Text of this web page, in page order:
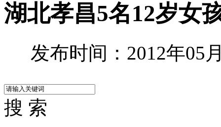
湖北孝昌5名12岁女
发布时间：2012年05
搜 索